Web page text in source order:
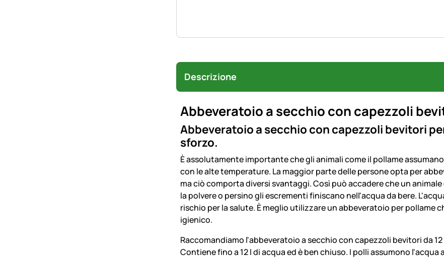
Descrizione
Abbeveratoio a secchio con capezzoli
Abbeveratoio a secchio con capezzoli bevitori
sforzo.
È assolutamente importante che gli animali come il pollame
con le alte temperature. La maggior parte delle persone opta per
ma ciòcomporta diversi svantaggi. Così puòaccadere che un
la polvere o persino gli escrementi finiscano nell'acqua da bere.
rischio per la salute. È meglio utilizzare un abbeveratoio per pollame
igienico.
Raccomandiamo l'abbeveratoio a secchio con capezzoli bevitori da
Contiene fino a 12 l di acqua ed è ben chiuso. I polli assumono